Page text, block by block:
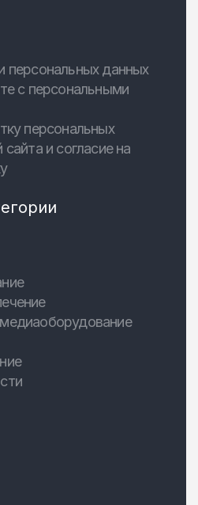
персональных данных
с персональными
персональных
и согласие на